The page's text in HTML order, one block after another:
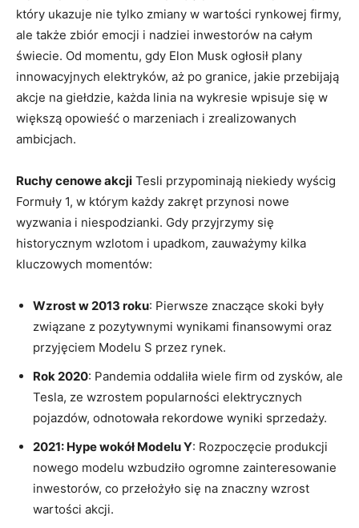
który ukazuje⁤ nie tylko zmiany w wartości rynkowej firmy,
⁣ale‍ także zbiór emocji i nadziei inwestorów na całym⁢
świecie.⁢ Od‍ momentu, gdy Elon Musk ogłosił plany
innowacyjnych elektryków, aż po granice, jakie przebijają
akcje na giełdzie, każda linia na ⁢wykresie wpisuje ⁢się w
większą ‍opowieść o marzeniach i ​zrealizowanych
‌ambicjach.
Ruchy cenowe akcji Tesli przypominają niekiedy wyścig ​
Formuły 1, w⁤ którym każdy zakręt przynosi nowe
wyzwania‌ i ​niespodzianki. Gdy przyjrzymy się
⁢historycznym wzlotom i upadkom, zauważymy⁤ kilka
kluczowych momentów:
Wzrost w 2013 roku: Pierwsze‍ znaczące skoki były
⁢związane z pozytywnymi ⁣wynikami‍ finansowymi oraz
⁢przyjęciem Modelu S przez rynek.
Rok 2020: Pandemia ⁢oddaliła wiele firm od⁤ zysków, ale
Tesla, ze⁣ wzrostem popularności elektrycznych
pojazdów, odnotowała ​rekordowe wyniki sprzedaży.
2021: Hype wokół ‍Modelu Y: ⁣Rozpoczęcie produkcji
⁢nowego modelu wzbudziło ⁢ogromne ‍zainteresowanie
inwestorów, co ⁣przełożyło się na znaczny wzrost
wartości akcji.